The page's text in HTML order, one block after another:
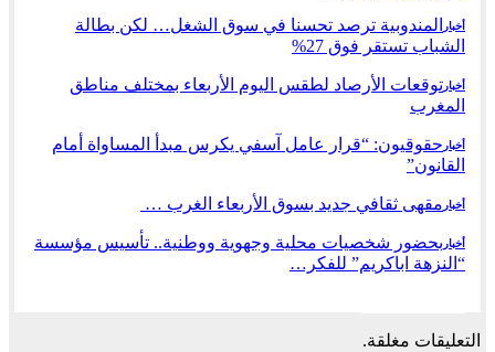
أخبار
المندوبية ترصد تحسنا في سوق الشغل… لكن بطالة
الشباب تستقر فوق 27%
أخبار توقعات الأرصاد لطقس اليوم الأربعاء بمختلف مناطق
المغرب
أخبار حقوقيون: “قرار عامل آسفي يكرس مبدأ المساواة أمام
القانون”
أخبار مقهى ثقافي جديد بسوق الأربعاء الغرب …
أخبار بحضور شخصيات محلية وجهوية ووطنية.. تأسيس مؤسسة
“النزهة اباكريم” للفكر…
التعليقات مغلقة.